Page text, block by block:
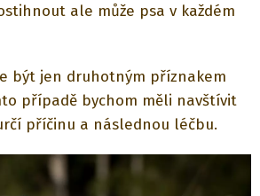
ale může psa v každém
být jen druhotným příznakem
případě bychom měli navštívit
příčinu a následnou léčbu.